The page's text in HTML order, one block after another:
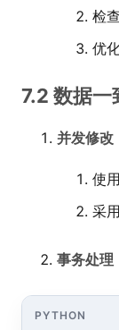
检
优
7.2 数据一
并发修改
使
采
事务处理
PYTHON